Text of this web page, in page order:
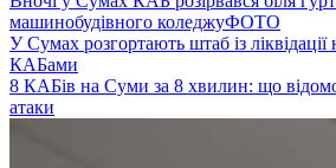
машинобудівного коледжуФОТО
У Сумах розгортають штаб із ліквідації
КАБами
8 КАБів на Суми за 8 хвилин: що
атаки